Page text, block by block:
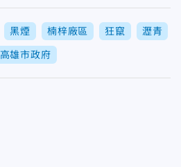
黑煙 楠梓廠區 狂竄 瀝青
高雄市政府